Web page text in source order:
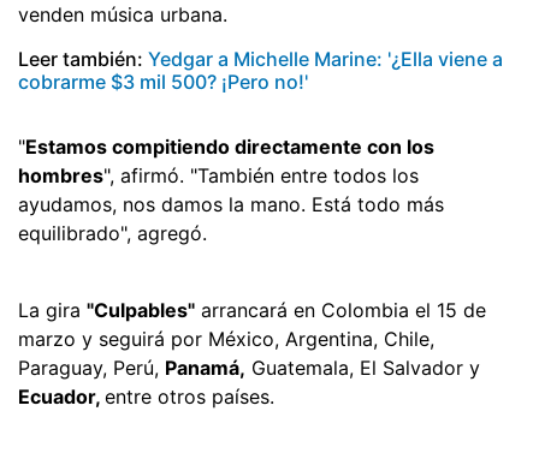
venden música urbana.
Leer también: Yedgar a Michelle Marine: '¿Ella viene a
cobrarme $3 mil 500? ¡Pero no!'
"Estamos compitiendo directamente con los
hombres", afirmó. "También entre todos los
ayudamos, nos damos la mano. Está todo más
equilibrado", agregó.
La gira "Culpables" arrancará en Colombia el 15 de
marzo y seguirá por México, Argentina, Chile,
Paraguay, Perú, Panamá, Guatemala, El Salvador y
Ecuador, entre otros países.